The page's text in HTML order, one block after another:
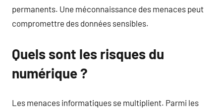
permanents. Une méconnaissance des menaces peut
compromettre des données sensibles.
Quels sont les risques du
numérique ?
Les menaces informatiques se multiplient. Parmi les